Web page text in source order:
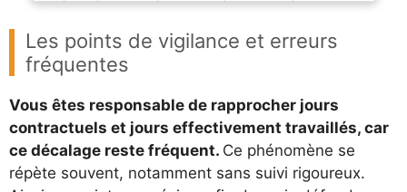
Les points de vigilance et erreurs
fréquentes
Vous êtes responsable de rapprocher jours
contractuels et jours effectivement travaillés, car
ce décalage reste fréquent. Ce phénomène se
répète souvent, notamment sans suivi rigoureux.